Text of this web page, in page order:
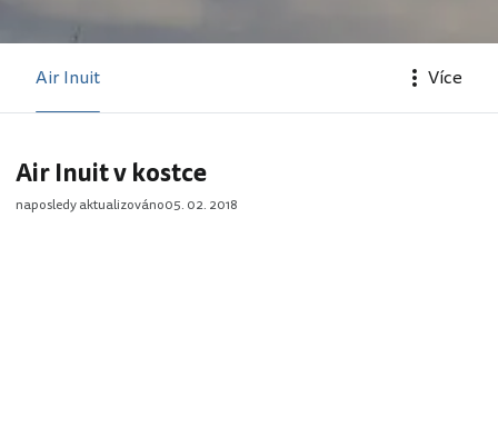
Air Inuit Více
Air Inuit v kostce
naposledy aktualizováno05. 02. 2018